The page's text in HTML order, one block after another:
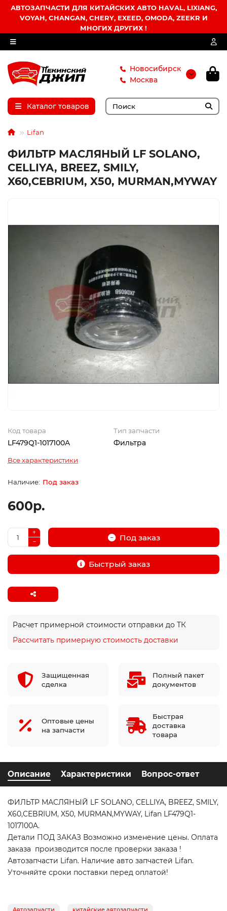
АВТОЗАПЧАСТИ ДЛЯ КИТАЙСКИХ АВТО HAVAL, LIXIANG,
VOYAH, CHANGAN, CHERY, EXEED, OMODA, ZEEKR И
МНОГИХ ДРУГИХ !
Новосибирск
Москва
Каталог товаров
Lifan
ФИЛЬТР МАСЛЯНЫЙ LF SOLANO,
CELLIYA, BREEZ, SMILY,
X60,CEBRIUM, X50, MURMAN,MYWAY
Код товара
LF479Q1-1017100A
Тип запчасти
Фильтра
Все характеристики
Под заказ
600р.
Под заказ
Быстрый заказ
Расчет примерной стоимости отправки до ТК
Рассчитать примерную стоимость доставки
Защищенная
сделка
Полный пакет
документов
Оптовые цены
на запчасти
Быстрая
доставка
товара
Описание Характеристики Вопрос-ответ
ФИЛЬТР МАСЛЯНЫЙ LF SOLANO, CELLIYA, BREEZ, SMILY,
X60,CEBRIUM, X50, MURMAN,MYWAY, Lifan LF479Q1-
1017100A.
Детали ПОД ЗАКАЗ Возможно изменение цены. Оплата
заказа производится после проверки заказа !
Автозапчасти Lifan. Наличие авто запчастей Lifan.
Уточняйте сроки поставки перед оплатой!
Автозапчасти китайские автозапчасти